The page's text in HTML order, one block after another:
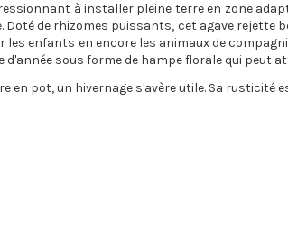
à installer pleine terre en zone
de rhizomes puissants, cet agave
enfants en encore les animaux de
sous forme de hampe florale qui peut
pot, un hivernage s'avère utile. Sa rusticité